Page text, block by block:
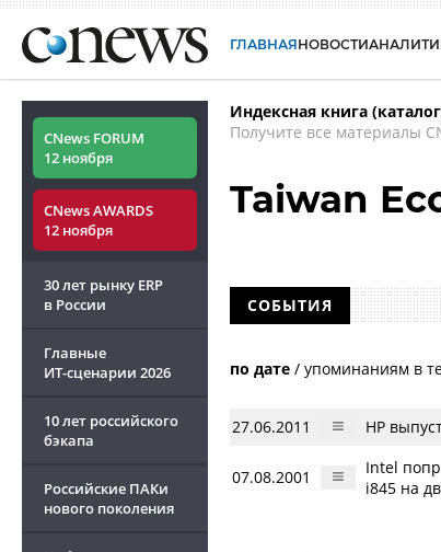
ГЛАВНАЯНОВОСТИ
CNews FORUM
12 ноября
CNews AWARDS
12 ноября
30 лет рынку ERP
в России
Главные
ИТ-сценарии 2026
10 лет российского
бэкапа
Российские ПАКи
нового поколения
Индексная книга
Получите все материалы
Taiwan
СОБЫТИЯ
по дате / упоминаниям в
27.06.2011 HP
07.08.2001
Intel
i845 на